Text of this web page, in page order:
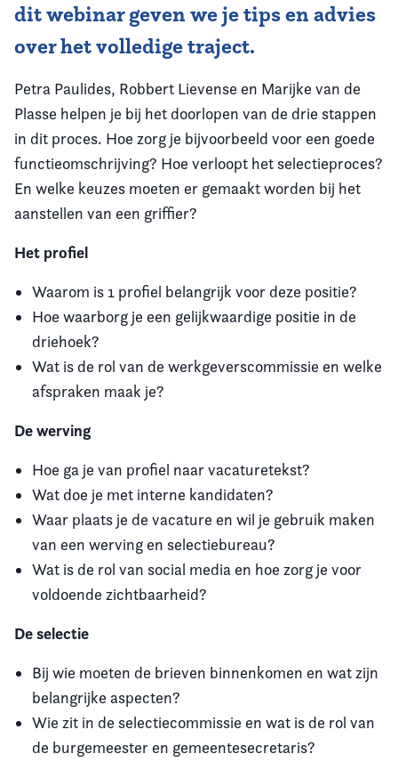
dit webinar geven we je tips en advies
over het volledige traject.
Petra Paulides, Robbert Lievense en Marijke van de
Plasse helpen je bij het doorlopen van de drie stappen
in dit proces. Hoe zorg je bijvoorbeeld voor een goede
functieomschrijving? Hoe verloopt het selectieproces?
En welke keuzes moeten er gemaakt worden bij het
aanstellen van een griffier?
Het profiel
Waarom is 1 profiel belangrijk voor deze positie?
Hoe waarborg je een gelijkwaardige positie in de
driehoek?
Wat is de rol van de werkgeverscommissie en welke
afspraken maak je?
De werving
Hoe ga je van profiel naar vacaturetekst?
Wat doe je met interne kandidaten?
Waar plaats je de vacature en wil je gebruik maken
van een werving en selectiebureau?
Wat is de rol van social media en hoe zorg je voor
voldoende zichtbaarheid?
De selectie
Bij wie moeten de brieven binnenkomen en wat zijn
belangrijke aspecten?
Wie zit in de selectiecommissie en wat is de rol van
de burgemeester en gemeentesecretaris?